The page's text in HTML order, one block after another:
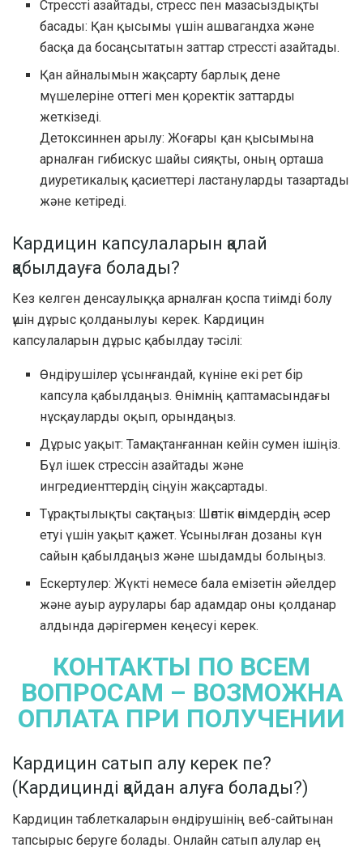
Стрессті азайтады, стресс пен мазасыздықты
басады: Қан қысымы үшін ашвагандха және
басқа да босаңсытатын заттар стрессті азайтады.
Қан айналымын жақсарту барлық дене
мүшелеріне оттегі мен қоректік заттарды
жеткізеді.
Детоксиннен арылу: Жоғары қан қысымына
арналған гибискус шайы сияқты, оның орташа
диуретикалық қасиеттері ластануларды тазартады
және кетіреді.
Кардицин капсулаларын қалай
қабылдауға болады?
Кез келген денсаулыққа арналған қоспа тиімді болу
үшін дұрыс қолданылуы керек. Кардицин
капсулаларын дұрыс қабылдау тәсілі:
Өндірушілер ұсынғандай, күніне екі рет бір
капсула қабылдаңыз. Өнімнің қаптамасындағы
нұсқауларды оқып, орындаңыз.
Дұрыс уақыт: Тамақтанғаннан кейін сумен ішіңіз.
Бұл ішек стрессін азайтады және
ингредиенттердің сіңуін жақсартады.
Тұрақтылықты сақтаңыз: Шөптік өнімдердің әсер
етуі үшін уақыт қажет. Ұсынылған дозаны күн
сайын қабылдаңыз және шыдамды болыңыз.
Ескертулер: Жүкті немесе бала емізетін әйелдер
және ауыр аурулары бар адамдар оны қолданар
алдында дәрігермен кеңесуі керек.
КОНТАКТЫ ПО ВСЕМ
ВОПРОСАМ – ВОЗМОЖНА
ОПЛАТА ПРИ ПОЛУЧЕНИИ
Кардицин сатып алу керек пе?
(Кардицинді қайдан алуға болады?)
Кардицин таблеткаларын өндірушінің веб-сайтынан
тапсырыс беруге болады. Онлайн сатып алулар ең